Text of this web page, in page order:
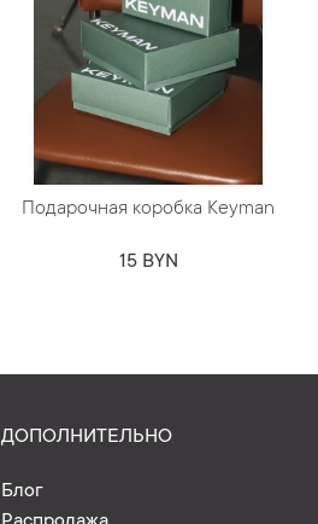
Подарочная коробка Keyman
15 BYN
ДОПОЛНИТЕЛЬНО
Блог